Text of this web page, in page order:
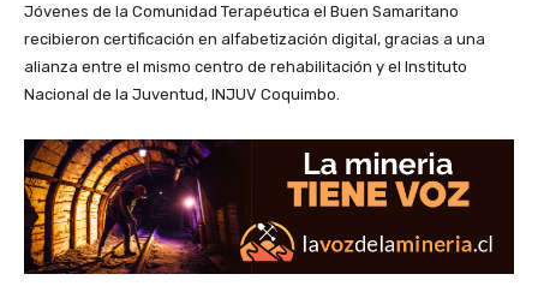
Jóvenes de la Comunidad Terapéutica el Buen Samaritano
recibieron certificación en alfabetización digital, gracias a una
alianza entre el mismo centro de rehabilitación y el Instituto
Nacional de la Juventud, INJUV Coquimbo.